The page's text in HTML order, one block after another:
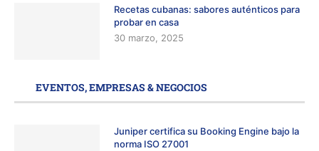
Recetas cubanas: sabores auténticos para
probar en casa
30 marzo, 2025
EVENTOS, EMPRESAS & NEGOCIOS
Juniper certifica su Booking Engine bajo la
norma ISO 27001